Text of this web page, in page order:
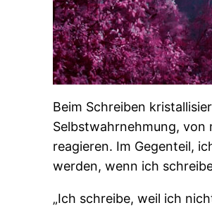
Beim Schreiben
Selbstwahrnehmung,
reagieren. Im Gegenteil,
werden, wenn ich
„Ich schreibe, weil ich